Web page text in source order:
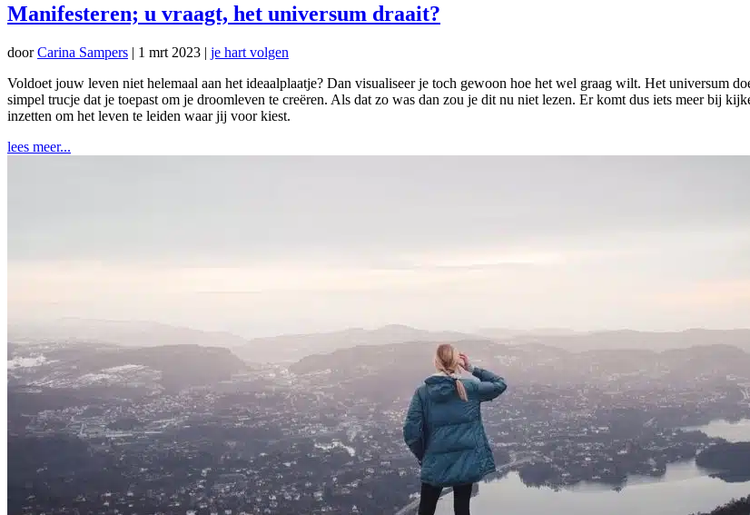
Manifesteren; u vraagt, het universum draait?
doorCarina Sampers | 1 mrt 2023 | je hart volgen
Voldoet jouw leven niet helemaal aan het ideaalplaatje? Dan visualiseer je toch gewoon hoe het wel graag wilt. Het universum
simpel trucje dat je toepast om je droomleven te creëren. Als dat zo was dan zou je dit nu niet lezen. Er komt dus iets meer bij
inzetten om het leven te leiden waar jij voor kiest.
lees meer...